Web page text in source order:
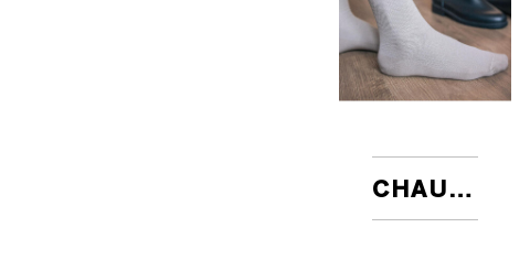
CHAUSSETTES MONTLISOCKS BEIGE